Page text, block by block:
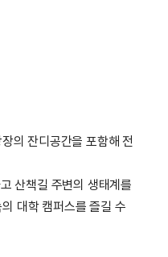
의 잔디공간을 포함해 전
산책길 주변의 생태계를
대학 캠퍼스를 즐길 수